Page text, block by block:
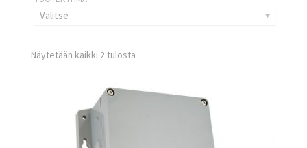
Valitse
Näytetään kaikki 2 tulosta